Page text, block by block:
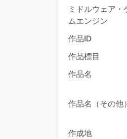
ミドルウェア・
ムエンジン
作品ID
作品標目
作品名
作品名（その他）
作成地